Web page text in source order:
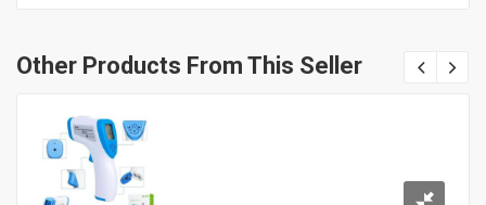
Other Products From This Seller